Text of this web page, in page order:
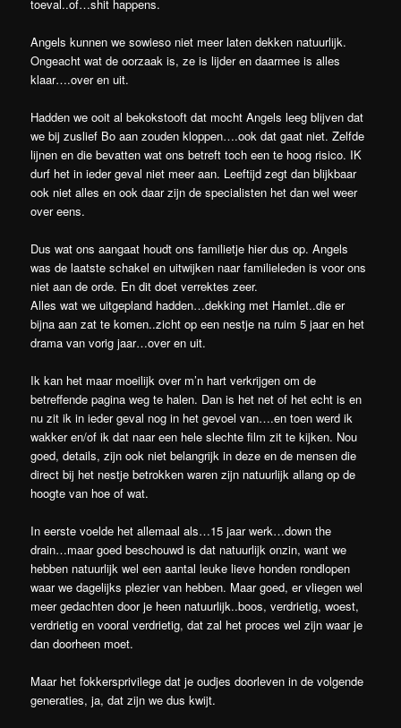
toeval..of…shit happens.
Angels kunnen we sowieso niet meer laten dekken natuurlijk.
Ongeacht wat de oorzaak is, ze is lijder en daarmee is alles
klaar….over en uit.
Hadden we ooit al bekokstooft dat mocht Angels leeg blijven dat
we bij zuslief Bo aan zouden kloppen….ook dat gaat niet. Zelfde
lijnen en die bevatten wat ons betreft toch een te hoog risico. IK
durf het in ieder geval niet meer aan. Leeftijd zegt dan blijkbaar
ook niet alles en ook daar zijn de specialisten het dan wel weer
over eens.
Dus wat ons aangaat houdt ons familietje hier dus op. Angels
was de laatste schakel en uitwijken naar familieleden is voor ons
niet aan de orde. En dit doet verrektes zeer.
Alles wat we uitgepland hadden…dekking met Hamlet..die er
bijna aan zat te komen..zicht op een nestje na ruim 5 jaar en het
drama van vorig jaar…over en uit.
Ik kan het maar moeilijk over m’n hart verkrijgen om de
betreffende pagina weg te halen. Dan is het net of het echt is en
nu zit ik in ieder geval nog in het gevoel van….en toen werd ik
wakker en/of ik dat naar een hele slechte film zit te kijken. Nou
goed, details, zijn ook niet belangrijk in deze en de mensen die
direct bij het nestje betrokken waren zijn natuurlijk allang op de
hoogte van hoe of wat.
In eerste voelde het allemaal als…15 jaar werk…down the
drain…maar goed beschouwd is dat natuurlijk onzin, want we
hebben natuurlijk wel een aantal leuke lieve honden rondlopen
waar we dagelijks plezier van hebben. Maar goed, er vliegen wel
meer gedachten door je heen natuurlijk..boos, verdrietig, woest,
verdrietig en vooral verdrietig, dat zal het proces wel zijn waar je
dan doorheen moet.
Maar het fokkersprivilege dat je oudjes doorleven in de volgende
generaties, ja, dat zijn we dus kwijt.